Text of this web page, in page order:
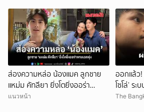
ส่องความหล่อ น้องแมค ลูกชาย
แหม่ม คัทลียา ยิ่งโตยิ่งออร่า
พระเอกพุ่ง
แนวหน้า
ออกแล้ว
โซโล่’ ร
ล้มเหลว
The